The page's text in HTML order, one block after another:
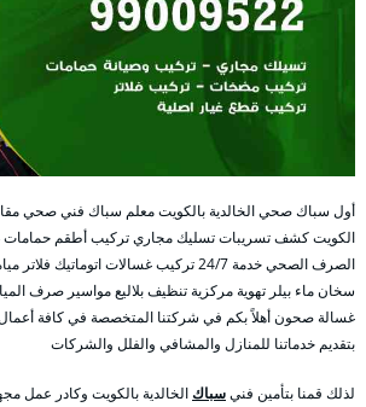
أول سباك صحي الخالدية بالكويت معلم سباك فني صحي
الكويت كشف تسريبات تسليك مجاري تركيب أطقم حمامات
الصرف الصحي خدمة 24/7 تركيب غسالات
سخان ماء بيلر تهوية مركزية تنظيف بلاليع مواسير صرف
غسالة صحون أهلاً بكم في شركتنا المتخصصة في كافة أعمال
بتقديم خدماتنا للمنازل والمشافي والفلل والشركات
لذلك قمنا بتأمين فنيسباك الخالدية بالكويت وكادر عمل